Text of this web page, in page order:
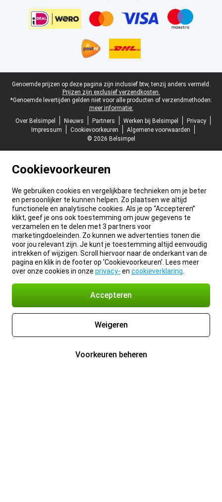
Juridische voettekst
Genoemde prijzen op deze pagina zijn inclusief btw, tenzij anders vermeld.
Prijzen zijn exclusief verzendkosten.
*Genoemde levertijden gelden niet voor alle producten of verzendmethoden:
meer informatie.
Over Belsimpel
Nieuws Partners Werken bij Belsimpel
Privacy
Impressum
Cookievoorkeuren
Algemene voorwaarden
© 2026 Belsimpel
Cookievoorkeuren
We gebruiken cookies en vergelijkbare technieken om je beter
en persoonlijker te kunnen helpen. Zo plaatsen we altijd
functionele en analytische cookies. Als je op “Accepteren”
klikt, geef je ons ook toestemming om jouw gegevens te
verzamelen en te delen met 3 partners voor
marketingdoeleinden. Zo kunnen we advertenties tonen die
voor jou relevant zijn. Je kunt je toestemming altijd eenvoudig
intrekken of wijzigen. Scroll hiervoor naar de onderkant van de
pagina en klik in de footer op 'Cookievoorkeuren'. Lees meer
over onze cookies in onze privacy- en cookieverklaring
Accepteren
Weigeren
Voorkeuren beheren